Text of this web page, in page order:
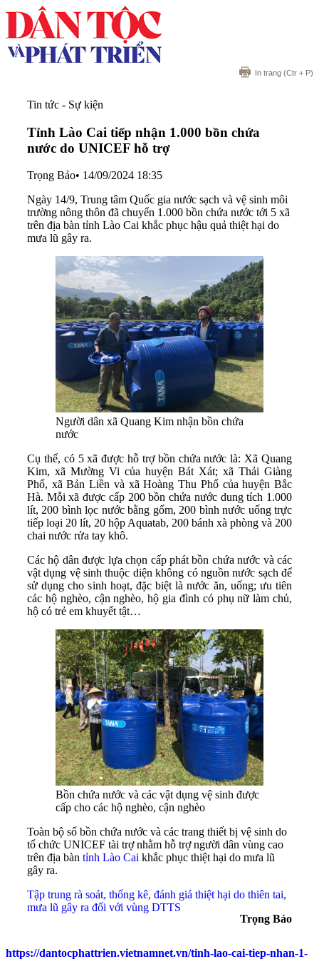
In trang (Ctr + P)
Tin tức - Sự kiện
Tỉnh Lào Cai tiếp nhận 1.000 bồn chứa
nước do UNICEF hỗ trợ
Trọng Bảo• 14/09/2024 18:35
Ngày 14/9, Trung tâm Quốc gia nước sạch và vệ sinh môi
trường nông thôn đã chuyển 1.000 bồn chứa nước tới 5 xã
trên địa bàn tỉnh Lào Cai khắc phục hậu quả thiệt hại do
mưa lũ gây ra.
Người dân xã Quang Kim nhận bồn chứa
nước
Cụ thể, có 5 xã được hỗ trợ bồn chứa nước là: Xã Quang
Kim, xã Mường Vi của huyện Bát Xát; xã Thải Giàng
Phố, xã Bản Liền và xã Hoàng Thu Phố của huyện Bắc
Hà. Mỗi xã được cấp 200 bồn chứa nước dung tích 1.000
lít, 200 bình lọc nước bằng gốm, 200 bình nước uống trực
tiếp loại 20 lít, 20 hộp Aquatab, 200 bánh xà phòng và 200
chai nước rửa tay khô.
Các hộ dân được lựa chọn cấp phát bồn chứa nước và các
vật dụng vệ sinh thuộc diện không có nguồn nước sạch để
sử dụng cho sinh hoạt, đặc biệt là nước ăn, uống; ưu tiên
các hộ nghèo, cận nghèo, hộ gia đình có phụ nữ làm chủ,
hộ có trẻ em khuyết tật…
Bồn chứa nước và các vật dụng vệ sinh được
cấp cho các hộ nghèo, cận nghèo
Toàn bộ số bồn chứa nước và các trang thiết bị vệ sinh do
tổ chức UNICEF tài trợ nhằm hỗ trợ người dân vùng cao
trên địa bàn tỉnh Lào Cai khắc phục thiệt hại do mưa lũ
gây ra.
Tập trung rà soát, thống kê, đánh giá thiệt hại do thiên tai,
mưa lũ gây ra đối với vùng DTTS
Trọng Bảo
https://dantocphattrien.vietnamnet.vn/tinh-lao-cai-tiep-nhan-1-